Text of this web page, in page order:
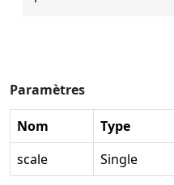
Paramètres
Nom Type
scale
Single